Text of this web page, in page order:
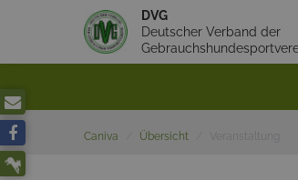
DVG
Deutscher Verband der
Caniva Übersicht